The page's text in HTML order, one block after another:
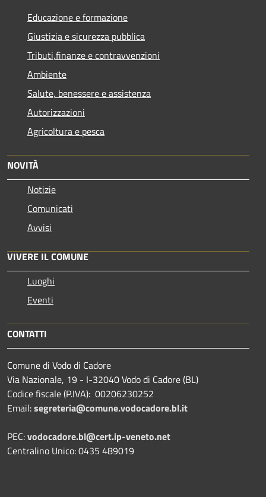
Educazione e formazione
Giustizia e sicurezza pubblica
Tributi,finanze e contravvenzioni
Ambiente
Salute, benessere e assistenza
Autorizzazioni
Agricoltura e pesca
NOVITÀ
Notizie
Comunicati
Avvisi
VIVERE IL COMUNE
Luoghi
Eventi
CONTATTI
Comune di Vodo di Cadore
Via Nazionale, 19 - I-32040 Vodo di Cadore (BL)
Codice fiscale (P.IVA): 00206230252
Email:segreteria@comune.vodocadore.bl.it
PEC:vodocadore.bl@cert.ip-veneto.net
Centralino Unico: 0435 489019